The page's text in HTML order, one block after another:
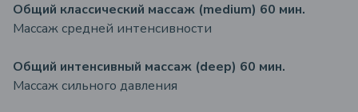
Общий классический массаж (medium) 60 мин.
Массаж средней интенсивности
Общий интенсивный массаж (deep) 60 мин.
Массаж сильного давления